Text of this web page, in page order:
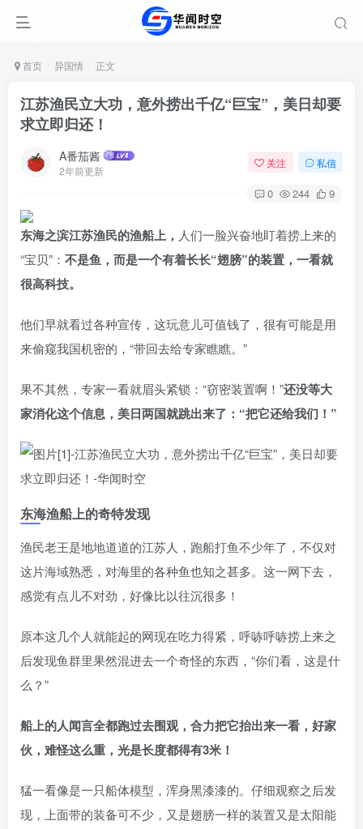
首页 异国情 正文
江苏渔民立大功，意外捞出千亿“巨宝”，美日却要
求立即归还！
A番茄酱
2年前更新
关注 私信
0 244 9
东海之滨江苏渔民的渔船上， 人们一脸兴奋地盯着捞上来的
“宝贝”： 不是鱼，而是一个有着长长“翅膀”的装置，一看就
很高科技。
他们早就看过各种宣传，这玩意儿可值钱了，很有可能是用
来偷窥我国机密的，“带回去给专家瞧瞧。”
果不其然，专家一看就眉头紧锁：“窃密装置啊！”还没等大
家消化这个信息，美日两国就跳出来了：“把它还给我们！”
东海渔船上的奇特发现
渔民老王是地地道道的江苏人，跑船打鱼不少年了，不仅对
这片海域熟悉，对海里的各种鱼也知之甚多。这一网下去，
感觉有点儿不对劲，好像比以往沉很多！
原本这几个人就能起的网现在吃力得紧，呼哧呼哧捞上来之
后发现鱼群里果然混进去一个奇怪的东西，“你们看，这是什
么？”
船上的人闻言全都跑过去围观，合力把它抬出来一看，好家
伙，难怪这么重，光是长度都得有3米！
猛一看像是一只船体模型，浑身黑漆漆的。仔细观察之后发
现，上面带的装备可不少，又是翅膀一样的装置又是太阳能